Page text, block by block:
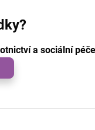
a sociální péče